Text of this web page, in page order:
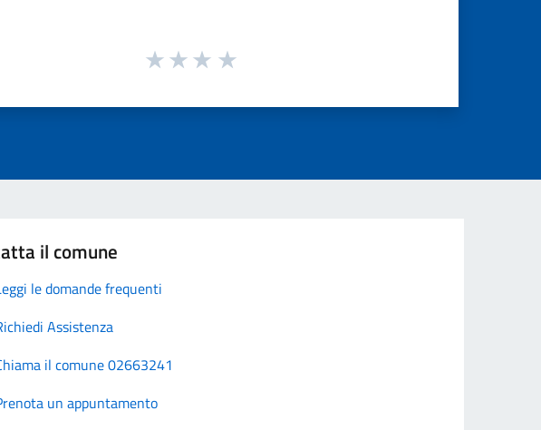
il comune
le domande frequenti
Assistenza
il comune 02663241
un appuntamento